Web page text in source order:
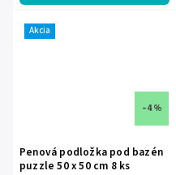
Akcia
–4 %
Penová podložka pod bazén
puzzle 50 x 50 cm 8 ks